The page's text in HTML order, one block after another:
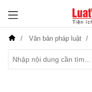
Văn bản pháp luật